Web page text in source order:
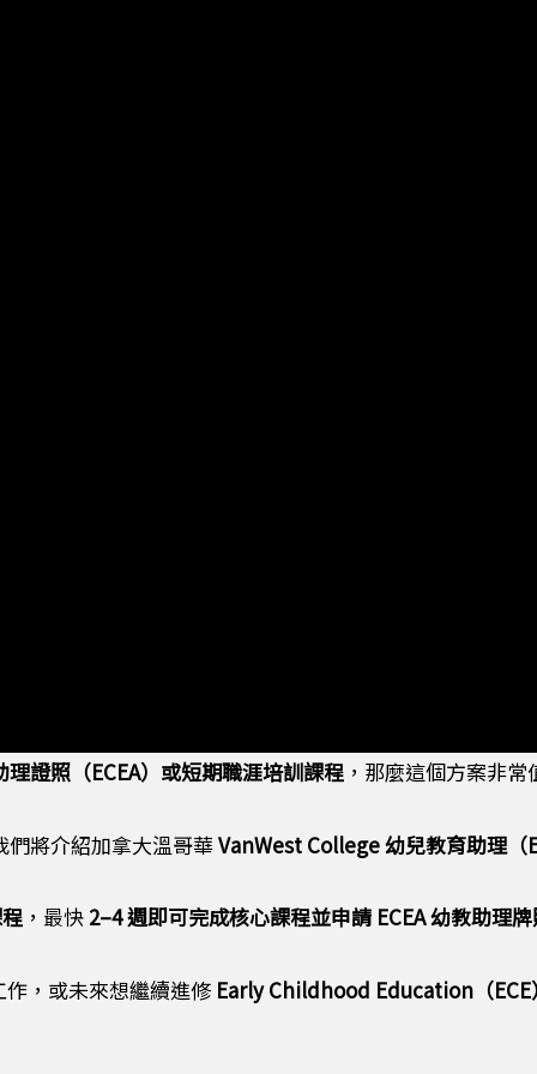
理證照（ECEA）或短期職涯培訓課程 ，那麼這個方案非
將介紹加拿大溫哥華VanWest College幼兒教育助理（
，最快 2–4週即可完成核心課程並申請 ECEA幼教助理
，或未來想繼續進修 Early Childhood Education （ECE